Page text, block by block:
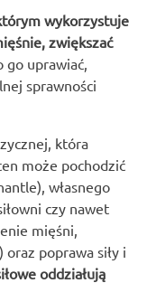
wykorzystuje
zwiększać
go uprawiać,
sprawności
która
może pochodzić
własnego
czy nawet
mięśni,
poprawa siły i
oddziałują